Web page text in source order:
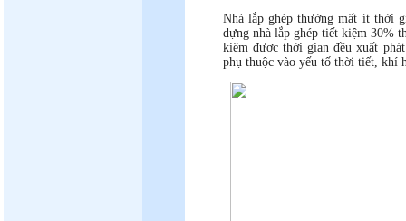
Nhà lắp ghép thường mất ít thời
dựng nhà lắp ghép tiết kiệm 30%
kiệm được thời gian đều xuất
phụ thuộc vào yếu tố thời tiết, khí